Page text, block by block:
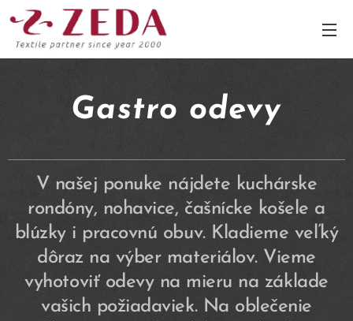
Gastro odevy
V našej ponuke nájdete kuchárske
rondóny, nohavice, čašnícke košele a
blúzky i pracovnú obuv. Kladieme veľký
dôraz na výber materiálov. Vieme
vyhotoviť odevy na mieru na základe
vašich požiadaviek. Na oblečenie